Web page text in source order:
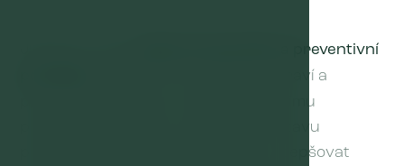
odborné semináře a preventivní
zaměřené na podporu zdraví a
pohody vašeho týmu. Díky komplexnímu
posouzení fyzického i psychického stavu
pomáháme předcházet nemocem, zlepšovat